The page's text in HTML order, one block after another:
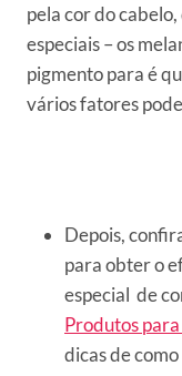
pela cor do
especiais – os
pigmento para é
vários fatores
Depois,
para obter o
especial de
Produtos
dicas de como